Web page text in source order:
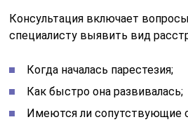
Консультация включает
специалисту выявить вид
Когда началась парестезия;
Как быстро она развивалась;
Имеются ли сопутствующие